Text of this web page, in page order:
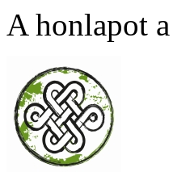
A honlapot